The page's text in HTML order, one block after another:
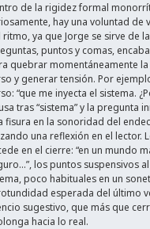
de la rigidez formal
hay una voluntad de
ritmo, ya que Jorge se sirve de
puntos y comas,
quebrar momentáneamente
y generar tensión. Por
“que me inyecta el sistema.
tras “sistema” y la pregunta
fisura en la sonoridad del
una reflexión en el lector.
en el cierre: “en un mundo
los puntos suspensivos
poco habituales en un
esperada del último
sugestivo, que más que
hacia lo real.